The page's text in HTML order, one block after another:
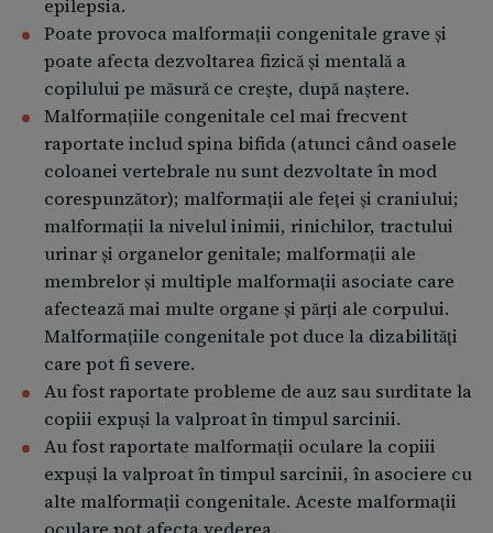
epilepsia.
Poate provoca malformații congenitale grave și
poate afecta dezvoltarea fizică și mentală a
copilului pe măsură ce crește, după naștere.
Malformațiile congenitale cel mai frecvent
raportate includ spina bifida (atunci când oasele
coloanei vertebrale nu sunt dezvoltate în mod
corespunzător); malformații ale feței și craniului;
malformații la nivelul inimii, rinichilor, tractului
urinar și organelor genitale; malformații ale
membrelor și multiple malformații asociate care
afectează mai multe organe și părți ale corpului.
Malformațiile congenitale pot duce la dizabilități
care pot fi severe.
Au fost raportate probleme de auz sau surditate la
copiii expuși la valproat în timpul sarcinii.
Au fost raportate malformații oculare la copiii
expuși la valproat în timpul sarcinii, în asociere cu
alte malformații congenitale. Aceste malformații